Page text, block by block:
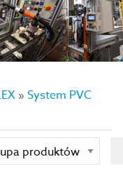
» System PVC